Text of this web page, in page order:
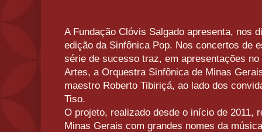
A Fundação Clóvis Salgado apresenta, nos
edição da Sinfônica Pop. Nos concertos de
série de sucesso traz, em apresentações
Artes, a Orquestra Sinfônica de Minas
maestro Roberto Tibiriçá, ao lado dos
Tiso.
O projeto, realizado desde o início de 2011,
Minas Gerais com grandes nomes da